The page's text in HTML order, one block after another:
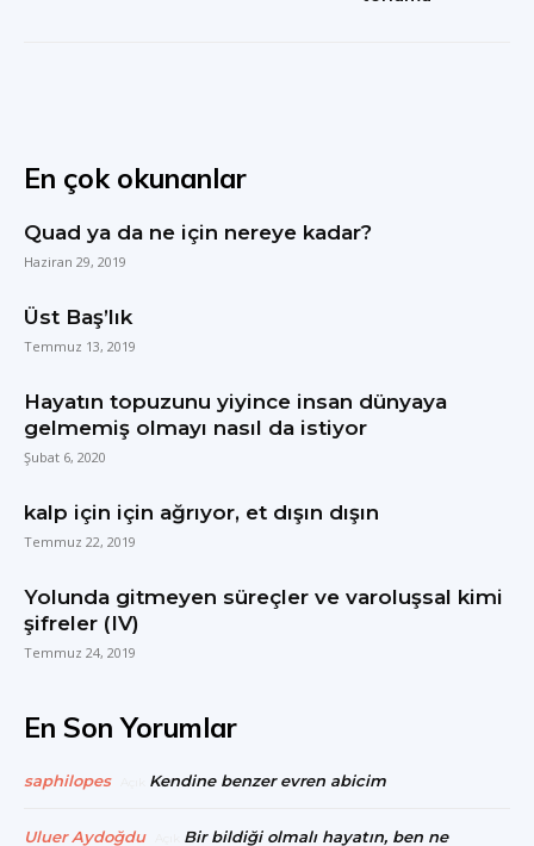
En çok okunanlar
Quad ya da ne için nereye kadar?
Haziran 29, 2019
Üst Baş’lık
Temmuz 13, 2019
Hayatın topuzunu yiyince insan dünyaya
gelmemiş olmayı nasıl da istiyor
Şubat 6, 2020
kalp için için ağrıyor, et dışın dışın
Temmuz 22, 2019
Yolunda gitmeyen süreçler ve varoluşsal kimi
şifreler (IV)
Temmuz 24, 2019
En Son Yorumlar
saphilopes Kendine benzer evren abicim
Uluer Aydoğdu Bir bildiği olmalı hayatın, ben ne